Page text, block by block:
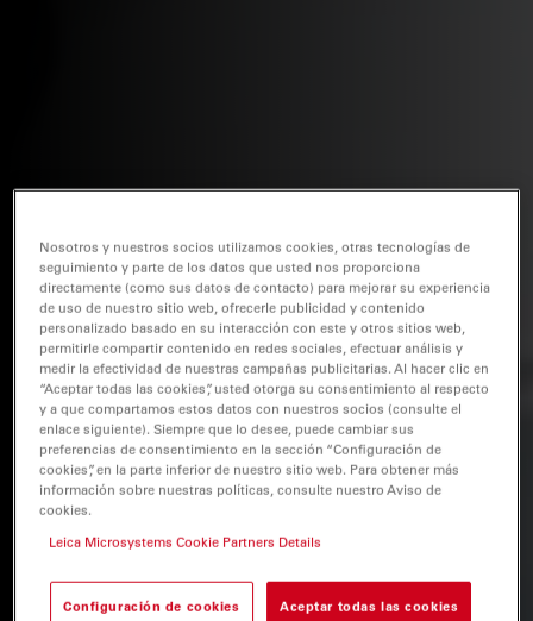
Nosotros y nuestros socios utilizamos cookies, otras tecnologías de
seguimiento y parte de los datos que usted nos proporciona
directamente (como sus datos de contacto) para mejorar su experiencia
de uso de nuestro sitio web, ofrecerle publicidad y contenido
personalizado basado en su interacción con este y otros sitios web,
permitirle compartir contenido en redes sociales, efectuar análisis y
medir la efectividad de nuestras campañas publicitarias. Al hacer clic en
“Aceptar todas las cookies”, usted otorga su consentimiento al respecto
y a que compartamos estos datos con nuestros socios (consulte el
enlace siguiente). Siempre que lo desee, puede cambiar sus
preferencias de consentimiento en la sección “Configuración de
cookies”, en la parte inferior de nuestro sitio web. Para obtener más
información sobre nuestras políticas, consulte nuestro Aviso de
cookies.
Leica Microsystems Cookie Partners Details
Configuración de cookies Aceptar todas las cookies